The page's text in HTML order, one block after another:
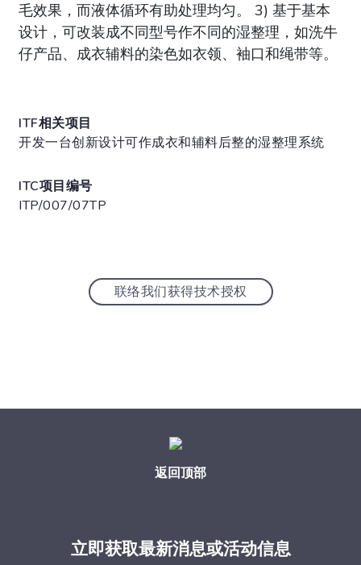
毛效果，而液体循环有助处理均匀。 3) 基于基本
设计，可改装成不同型号作不同的湿整理，如洗牛
仔产品、成衣辅料的染色如衣领、袖口和绳带等。
ITF相关项目
开发一台创新设计可作成衣和辅料后整的湿整理系统
ITC项目编号
ITP/007/07TP
联络我们获得技术授权
返回顶部
立即获取最新消息或活动信息